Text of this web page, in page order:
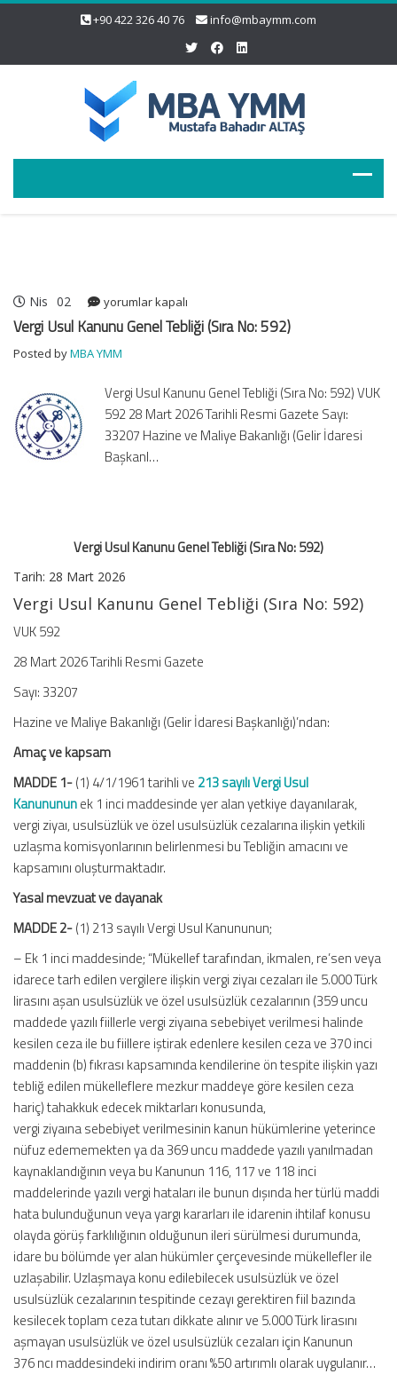
+90 422 326 40 76 info@mbaymm.com
Nis 02
Vergi
Usul
Genel
(Sıra
No:
592)
için
yorumlar kapalı
Vergi Usul Kanunu Genel Tebliği (Sıra No: 592)
Posted byMBA YMM
Vergi Usul Kanunu Genel Tebliği (Sıra No: 592) VUK
592 28 Mart 2026 Tarihli Resmi Gazete Sayı:
33207 Hazine ve Maliye Bakanlığı (Gelir İdaresi
Başkanl…
Vergi Usul Kanunu Genel Tebliği (Sıra No: 592)
Tarih: 28 Mart 2026
Vergi Usul Kanunu Genel Tebliği (Sıra No: 592)
VUK 592
28 Mart 2026 Tarihli Resmi Gazete
Sayı: 33207
Hazine ve Maliye Bakanlığı (Gelir İdaresi Başkanlığı)’ndan:
Amaç ve kapsam
MADDE 1-(1) 4/1/1961 tarihli ve 213 sayılı Vergi Usul
Kanunununek 1 inci maddesinde yer alan yetkiye dayanılarak,
vergi ziyaı, usulsüzlük ve özel usulsüzlük cezalarına ilişkin yetkili
uzlaşma komisyonlarının belirlenmesi bu Tebliğin amacını ve
kapsamını oluşturmaktadır.
Yasal mevzuat ve dayanak
MADDE 2-(1) 213 sayılı Vergi Usul Kanununun;
– Ek 1 inci maddesinde; “Mükellef tarafından, ikmalen, re’sen veya
idarece tarh edilen vergilere ilişkin vergi ziyaı cezaları ile 5.000 Türk
lirasını aşan usulsüzlük ve özel usulsüzlük cezalarının (359 uncu
maddede yazılı fiillerle vergi ziyaına sebebiyet verilmesi halinde
kesilen ceza ile bu fiillere iştirak edenlere kesilen ceza ve 370 inci
maddenin (b) fıkrası kapsamında kendilerine ön tespite ilişkin yazı
tebliğ edilen mükelleflere mezkur maddeye göre kesilen ceza
hariç) tahakkuk edecek miktarları konusunda,
vergi ziyaına sebebiyet verilmesinin kanun hükümlerine yeterince
nüfuz edememekten ya da 369 uncu maddede yazılı yanılmadan
kaynaklandığının veya bu Kanunun 116, 117 ve 118 inci
maddelerinde yazılı vergi hataları ile bunun dışında her türlü maddi
hata bulunduğunun veya yargı kararları ile idarenin ihtilaf konusu
olayda görüş farklılığının olduğunun ileri sürülmesi durumunda,
idare bu bölümde yer alan hükümler çerçevesinde mükellefler ile
uzlaşabilir. Uzlaşmaya konu edilebilecek usulsüzlük ve özel
usulsüzlük cezalarının tespitinde cezayı gerektiren fiil bazında
kesilecek toplam ceza tutarı dikkate alınır ve 5.000 Türk lirasını
aşmayan usulsüzlük ve özel usulsüzlük cezaları için Kanunun
376 ncı maddesindeki indirim oranı %50 artırımlı olarak uygulanır…